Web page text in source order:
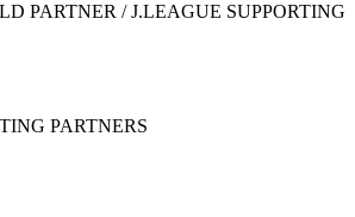
PARTNER / J.LEAGUE SUPPORTING
PARTNERS